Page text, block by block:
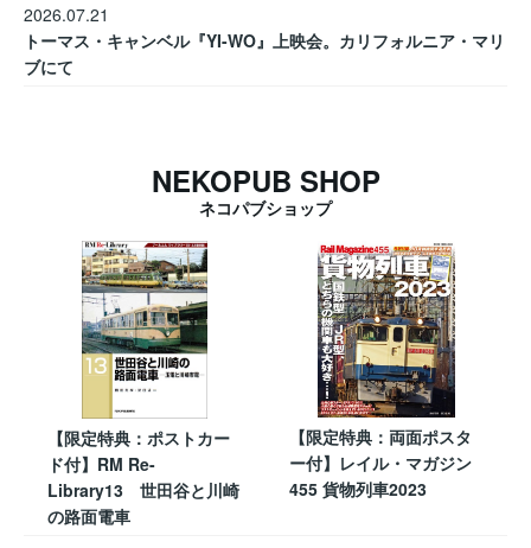
2026.07.21
トーマス・キャンベル『YI-WO』上映会。カリフォルニア・マリ
ブにて
NEKOPUB SHOP
ネコパブショップ
【限定特典：ポストカー
ド付】RM Re-
Library13 世田谷と川崎
の路面電車
【限定特典：両面ポスタ
ー付】レイル・マガジン
455 貨物列車2023